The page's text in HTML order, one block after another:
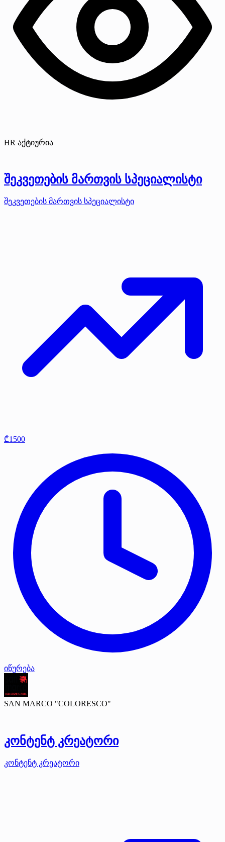
HR აქტიურია
შეკვეთების მართვის სპეციალისტი
შეკვეთების მართვის სპეციალისტი
₾1500
იწურება
SAN MARCO "COLORESCO"
კონტენტ კრეატორი
კონტენტ კრეატორი